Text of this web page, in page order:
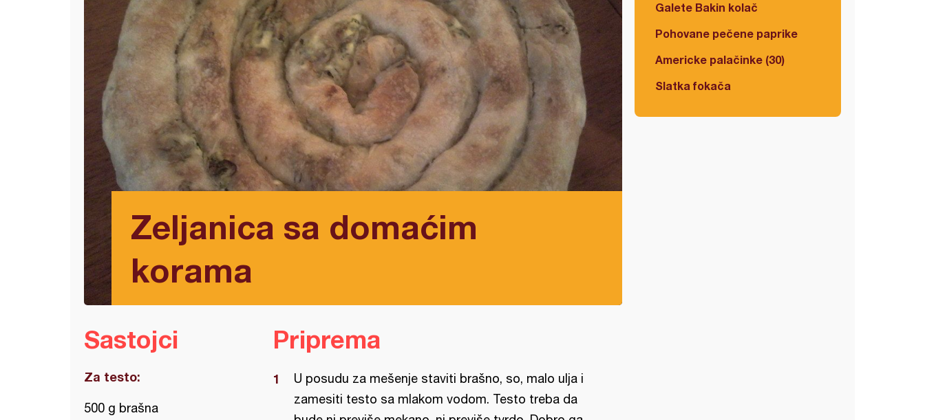
Zeljanica sa domaćim
korama
Galete Bakin kolač
Pohovane pečene paprike
Americke palačinke (30)
Slatka fokača
Sastojci
Za testo:
500 g brašna
Priprema
U posudu za mešenje staviti brašno, so, malo ulja i
zamesiti testo sa mlakom vodom. Testo treba da